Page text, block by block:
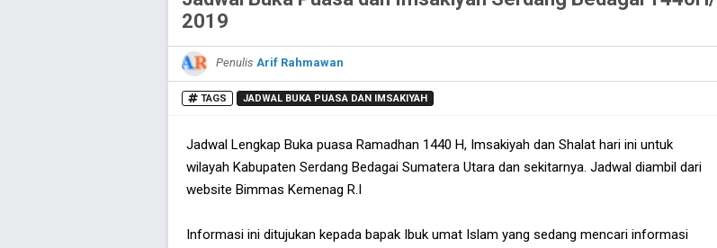
2019
Penulis Arif Rahmawan
TAGS JADWAL BUKA PUASA DAN IMSAKIYAH
Jadwal Lengkap Buka puasa Ramadhan 1440 H, Imsakiyah dan Shalat hari ini untuk
wilayah Kabupaten Serdang Bedagai Sumatera Utara dan sekitarnya. Jadwal diambil dari
website Bimmas Kemenag R.I
Informasi ini ditujukan kepada bapak Ibuk umat Islam yang sedang mencari informasi